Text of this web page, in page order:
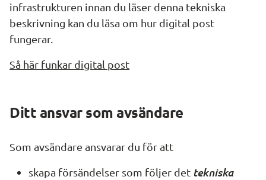
infrastrukturen innan du läser denna tekniska
beskrivning kan du läsa om hur digital post
fungerar.
Så här funkar digital post
Ditt ansvar som avsändare
Som avsändare ansvarar du för att
skapa försändelser som följer det tekniska